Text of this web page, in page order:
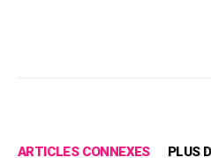
ARTICLES CONNEXES PLUS